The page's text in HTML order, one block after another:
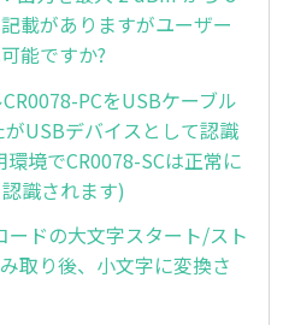
載がありますがユーザー
能ですか?
PCをUSBケーブル
USBデバイスとして認識
境でCR0078-SCは正常に
識されます)
ドの大文字スタート/スト
取り後、小文字に変換さ